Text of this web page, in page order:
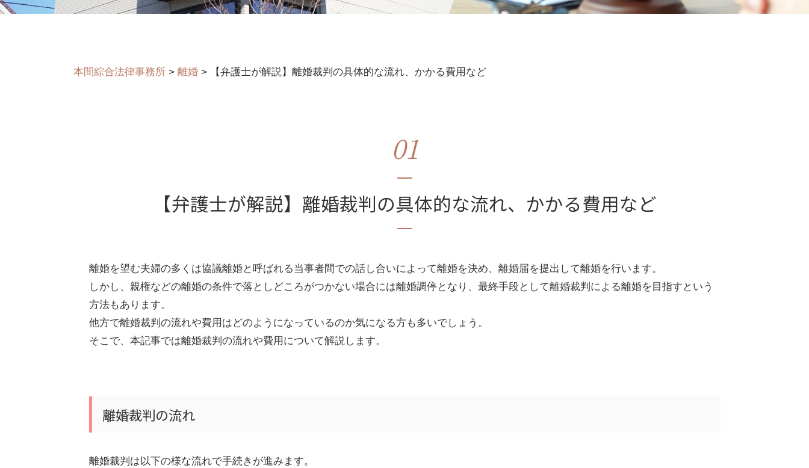
本間綜合法律事務所 > 離婚 > 【弁護士が解説】離婚裁判の具体的な流れ、かかる費用など
01
【弁護士が解説】離婚裁判の具体的な流れ、かかる費用など
離婚を望む夫婦の多くは協議離婚と呼ばれる当事者間での話し合いによって離婚を決め、離婚届を提出して離婚を行います。
しかし、親権などの離婚の条件で落としどころがつかない場合には離婚調停となり、最終手段として離婚裁判による離婚を目指すという
方法もあります。
他方で離婚裁判の流れや費用はどのようになっているのか気になる方も多いでしょう。
そこで、本記事では離婚裁判の流れや費用について解説します。
離婚裁判の流れ
離婚裁判は以下の様な流れで手続きが進みます。